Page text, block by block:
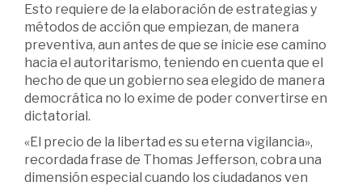
Esto requiere de la elaboración de estrategias y
métodos de acción que empiezan,­ de manera
preventiva, aun antes de que se inicie ese camino
hacia el autoritarismo,­ teniendo en cuenta que el
hecho de que un gobierno­ sea elegido de manera
democrática no lo exime de poder convertirse en
dictatorial.
«El precio de la libertad es su eterna vigilancia»,
recordada frase de Thomas Jefferson, cobra una
dimensión especial cuando los ciudadanos ven